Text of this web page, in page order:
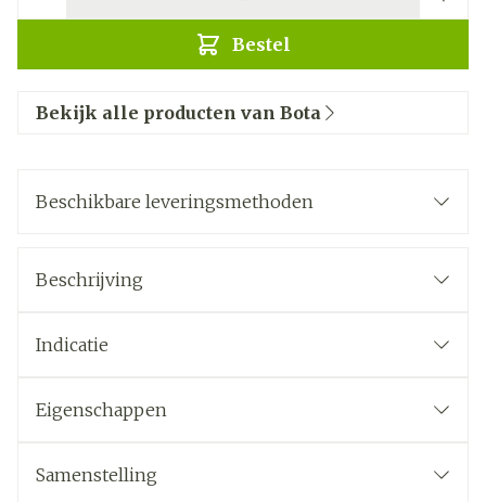
Bestel
Bekijk alle producten van Bota
Beschikbare leveringsmethoden
Beschrijving
Indicatie
Eigenschappen
Samenstelling